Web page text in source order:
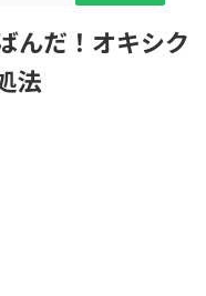
んだ！オキシク
法